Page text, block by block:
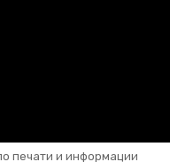
печати и информации